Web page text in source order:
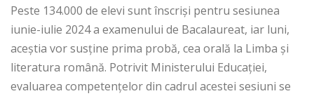
Peste 134.000 de elevi sunt înscriși pentru sesiunea
iunie-iulie 2024 a examenului de Bacalaureat, iar luni,
aceștia vor susține prima probă, cea orală la Limba și
literatura română. Potrivit Ministerului Educației,
evaluarea competențelor din cadrul acestei sesiuni se